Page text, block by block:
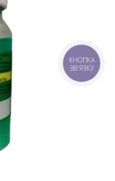
КНОПКА
ЗВ'ЯЗКУ